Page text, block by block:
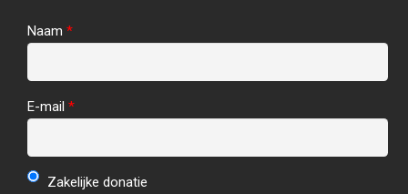
Naam *
E-mail *
Zakelijke donatie